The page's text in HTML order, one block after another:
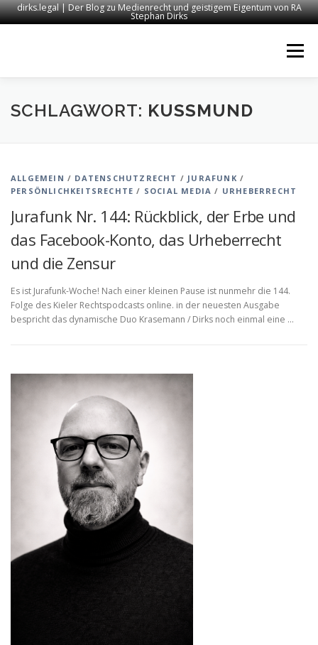
dirks.legal | Der Blog zu Medienrecht und geistigem Eigentum von RA
Stephan Dirks
Menü
START KONTAKT RECHTSANWALT DIRKS
SCHLAGWORT: KUSSMUND
ALLGEMEIN / DATENSCHUTZRECHT / JURAFUNK /
PERSÖNLICHKEITSRECHTE / SOCIAL MEDIA / URHEBERRECHT
Jurafunk Nr. 144: Rückblick, der Erbe und
das Facebook-Konto, das Urheberrecht
und die Zensur
Es ist Jurafunk-Woche! Nach einer kleinen Pause ist nunmehr die 144.
Folge des Kieler Rechtspodcasts online. in der neuesten Ausgabe
bespricht das dynamische Duo Krasemann / Dirks noch einmal eine …